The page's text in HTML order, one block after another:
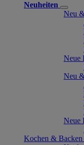
Neuheiten
Neu
Neue
Neu
Neue
Kochen & Backen